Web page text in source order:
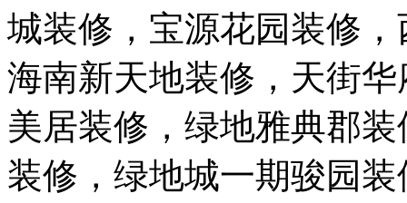
城装修，宝源花园装修
海南新天地装修，天街
美居装修，绿地雅典郡
装修，绿地城一期骏园